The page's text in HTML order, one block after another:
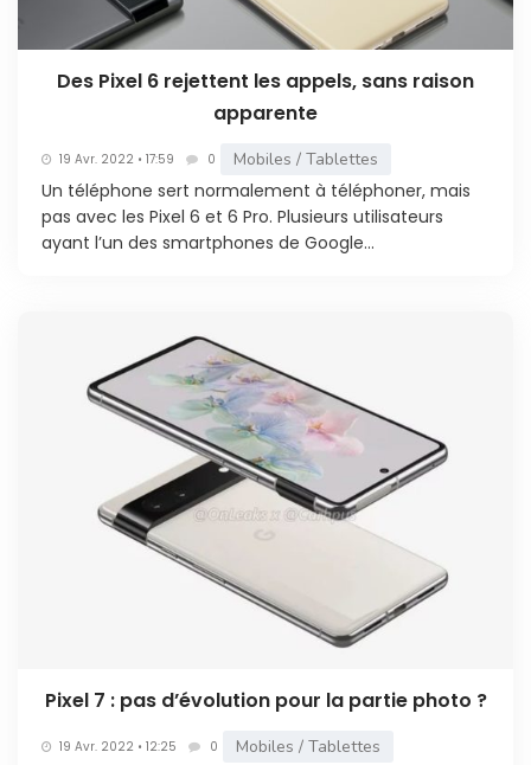
Des Pixel 6 rejettent les appels, sans raison
apparente
19 Avr. 2022 • 17:59 0 Mobiles / Tablettes
Un téléphone sert normalement à téléphoner, mais
pas avec les Pixel 6 et 6 Pro. Plusieurs utilisateurs
ayant l’un des smartphones de Google...
Pixel 7 : pas d’évolution pour la partie photo ?
19 Avr. 2022 • 12:25 0 Mobiles / Tablettes